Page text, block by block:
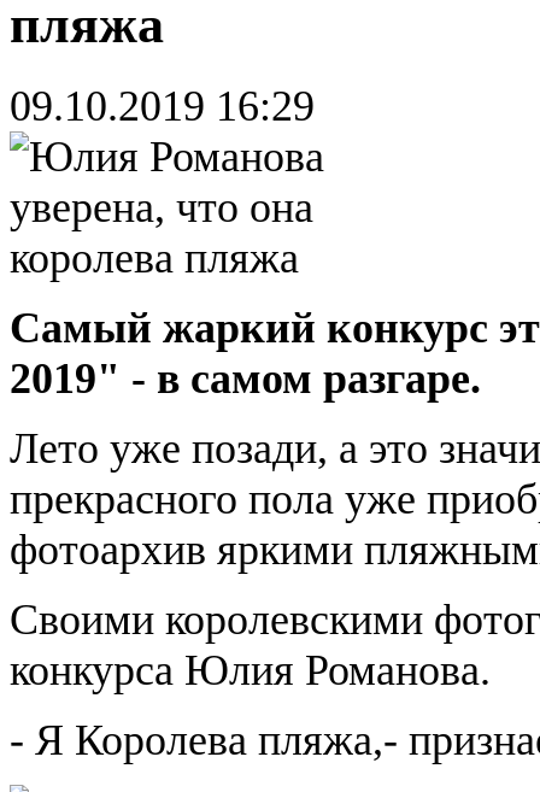
пляжа
09.10.2019 16:29
Самый жаркий конкурс
2019" - в самом разгаре.
Лето уже позади, а это
прекрасного пола уже
фотоархив яркими
Своими королевскими
конкурса Юлия Романова.
- Я Королева пляжа,-